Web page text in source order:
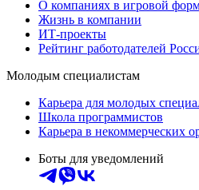
О компаниях в игровой
Жизнь в компании
ИТ-проекты
Рейтинг работодателей
Молодым специалистам
Карьера для молодых
Школа программистов
Карьера в некоммерческих
Боты для уведомлений